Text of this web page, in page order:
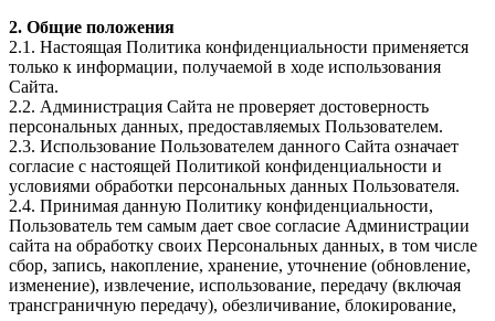
2. Общие положения
2.1. Настоящая Политика конфиденциальности применяется
только к информации, получаемой в ходе использования
Сайта.
2.2. Администрация Сайта не проверяет достоверность
персональных данных, предоставляемых Пользователем.
2.3. Использование Пользователем данного Сайта означает
согласие с настоящей Политикой конфиденциальности и
условиями обработки персональных данных Пользователя.
2.4. Принимая данную Политику конфиденциальности,
Пользователь тем самым дает свое согласие Администрации
сайта на обработку своих Персональных данных, в том числе
сбор, запись, накопление, хранение, уточнение (обновление,
изменение), извлечение, использование, передачу (включая
трансграничную передачу), обезличивание, блокирование,